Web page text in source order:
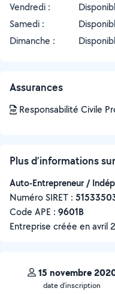
Vendredi :
Samedi :
Dimanche :
Assurances
Responsabilité Civile
Plus d’informations
Auto-Entrepreneur /
Numéro SIRET :
Code APE : 9601B
Entreprise créée enavril
15 novembre
date d’inscription